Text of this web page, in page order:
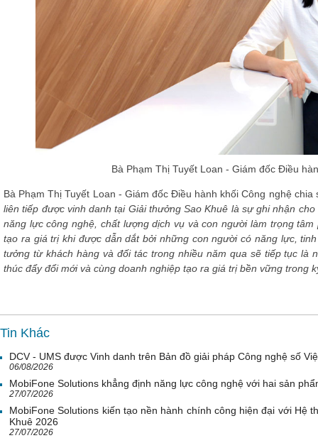
Bà Phạm Thị Tuyết Loan - Giám đốc Điều
Bà Phạm Thị Tuyết Loan - Giám đốc Điều hành khối Công nghệ chia
liên tiếp được vinh danh tại Giải thưởng Sao Khuê là sự ghi nhận
năng lực công nghệ, chất lượng dịch vụ và con người làm trọng
tạo ra giá trị khi được dẫn dắt bởi những con người có năng lực,
tưởng từ khách hàng và đối tác trong nhiều năm qua sẽ tiếp tục là
thúc đẩy đổi mới và cùng doanh nghiệp tạo ra giá trị bền vững trong
Tin Khác
DCV - UMS được Vinh danh trên Bản đồ giải pháp Công nghệ số
06/08/2026
MobiFone Solutions khẳng định năng lực công nghệ với hai sản
27/07/2026
MobiFone Solutions kiến tạo nền hành chính công hiện đại với Hệ
Khuê 2026
27/07/2026